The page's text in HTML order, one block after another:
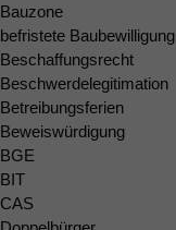
Bauzone
befristete Baubewilligung
Beschaffungsrecht
Beschwerdelegitimation
Betreibungsferien
Beweiswürdigung
BGE
BIT
CAS